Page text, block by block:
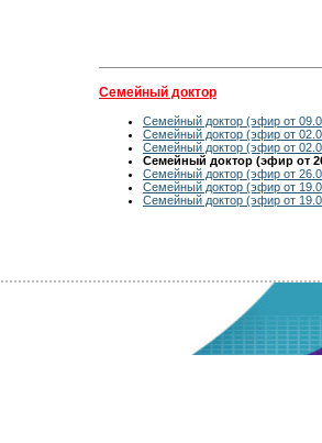
Семейный доктор
Семейный доктор (эфир от
Семейный доктор (эфир от
Семейный доктор (эфир от
Семейный доктор (эфир от
Семейный доктор (эфир от
Семейный доктор (эфир от
Семейный доктор (эфир от